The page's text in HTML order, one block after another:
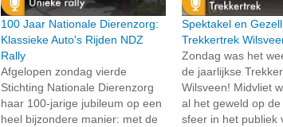
100 Jaar Nationale Dierenzorg:
Klassieke Auto's Rijden NDZ
Rally
Afgelopen zondag vierde
Stichting Nationale Dierenzorg
haar 100-jarige jubileum op een
heel bijzondere manier: met de
Spektakel en
Trekkertrek
Zondag was het
de jaarlijkse
Wilsveen! Midvliet
al het geweld op
sfeer in het publiek